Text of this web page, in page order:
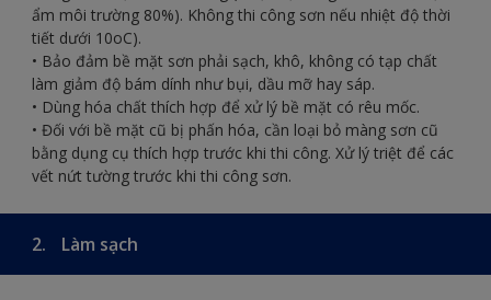
ẩm môi trường 80%). Không thi công sơn nếu nhiệt độ thời
tiết dưới 10oC).
• Bảo đảm bề mặt sơn phải sạch, khô, không có tạp chất
làm giảm độ bám dính như bụi, dầu mỡ hay sáp.
• Dùng hóa chất thích hợp để xử lý bề mặt có rêu mốc.
• Đối với bề mặt cũ bị phấn hóa, cần loại bỏ màng sơn cũ
bằng dụng cụ thích hợp trước khi thi công. Xử lý triệt để các
vết nứt tường trước khi thi công sơn.
2. Làm sạch